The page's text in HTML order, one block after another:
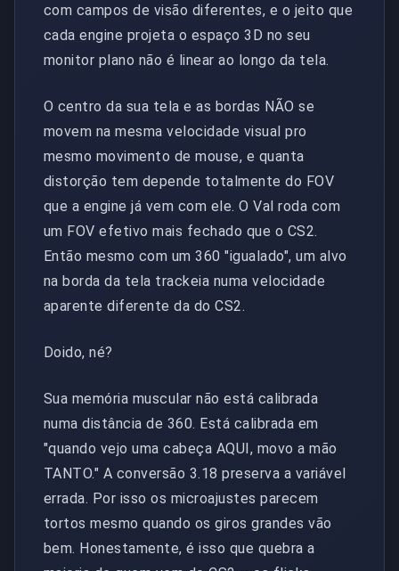
com campos de visão diferentes, e o jeito que
cada engine projeta o espaço 3D no seu
monitor plano não é linear ao longo da tela.
O centro da sua tela e as bordas NÃO se
movem na mesma velocidade visual pro
mesmo movimento de mouse, e quanta
distorção tem depende totalmente do FOV
que a engine já vem com ele. O Val roda com
um FOV efetivo mais fechado que o CS2.
Então mesmo com um 360 "igualado", um alvo
na borda da tela trackeia numa velocidade
aparente diferente da do CS2.
Doido, né?
Sua memória muscular não está calibrada
numa distância de 360. Está calibrada em
"quando vejo uma cabeça AQUI, movo a mão
TANTO." A conversão 3.18 preserva a variável
errada. Por isso os microajustes parecem
tortos mesmo quando os giros grandes vão
bem. Honestamente, é isso que quebra a